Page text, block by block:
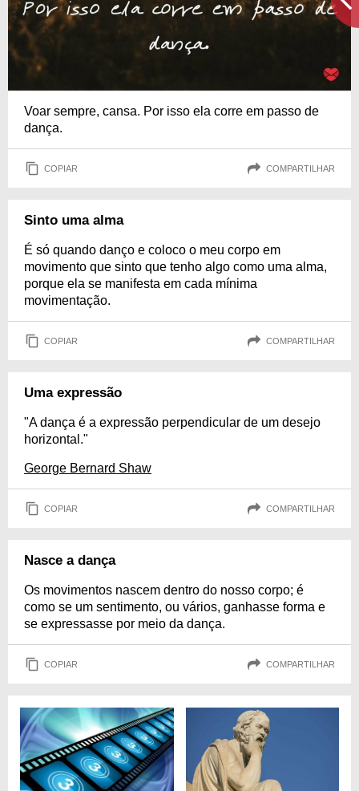
Voar sempre, cansa. Por isso ela corre em passo de
dança.
COPIAR COMPARTILHAR
Sinto uma alma
É só quando danço e coloco o meu corpo em
movimento que sinto que tenho algo como uma alma,
porque ela se manifesta em cada mínima
movimentação.
COPIAR COMPARTILHAR
Uma expressão
"A dança é a expressão perpendicular de um desejo
horizontal."
George Bernard Shaw
COPIAR COMPARTILHAR
Nasce a dança
Os movimentos nascem dentro do nosso corpo; é
como se um sentimento, ou vários, ganhasse forma e
se expressasse por meio da dança.
COPIAR COMPARTILHAR